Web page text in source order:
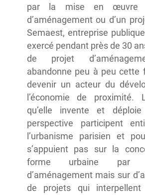
par la mise en œuvre
d’aménagement ou d’un
Semaest, entreprise
exercé pendant près de 30
de projet
abandonne peu à peu cette
devenir un acteur du
l’économie de proximité.
qu’elle invente et
perspective participent
l’urbanisme parisien et
s’appuient pas sur la
forme urbaine par
d’aménagement mais sur
de projets qui